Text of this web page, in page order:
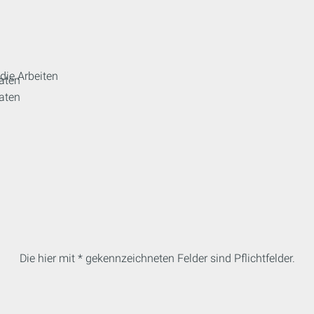
Arbeiten
Die hier mit * gekennzeichneten Felder sind Pflichtfelder.